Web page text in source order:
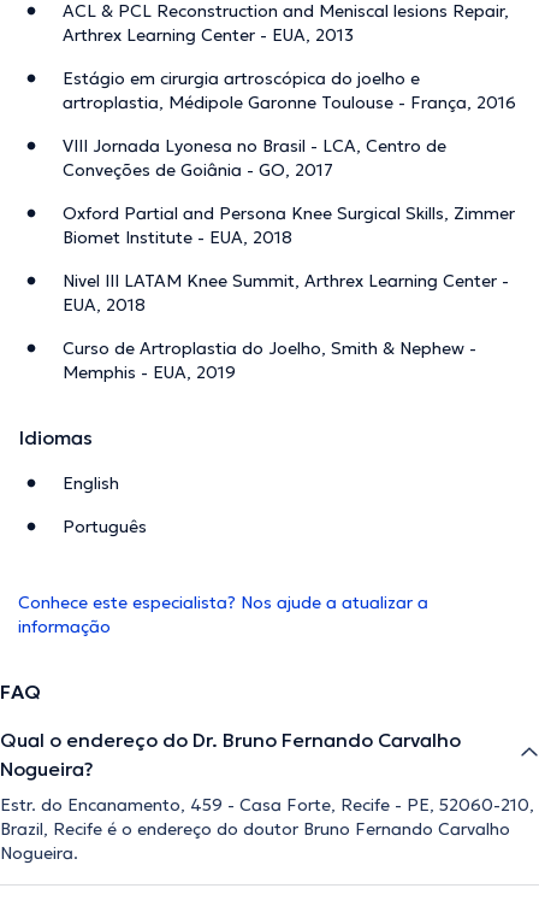
ACL & PCL Reconstruction and Meniscal lesions Repair,
Arthrex Learning Center - EUA, 2013
Estágio em cirurgia artroscópica do joelho e
artroplastia, Médipole Garonne Toulouse - França, 2016
VIII Jornada Lyonesa no Brasil - LCA, Centro de
Conveções de Goiânia - GO, 2017
Oxford Partial and Persona Knee Surgical Skills, Zimmer
Biomet Institute - EUA, 2018
Nivel III LATAM Knee Summit, Arthrex Learning Center -
EUA, 2018
Curso de Artroplastia do Joelho, Smith & Nephew -
Memphis - EUA, 2019
Idiomas
English
Português
Conhece este especialista? Nos ajude a atualizar a
informação
FAQ
Qual o endereço do Dr. Bruno Fernando Carvalho
Nogueira?
Estr. do Encanamento, 459 - Casa Forte, Recife - PE, 52060-210,
Brazil, Recife é o endereço do doutor Bruno Fernando Carvalho
Nogueira.